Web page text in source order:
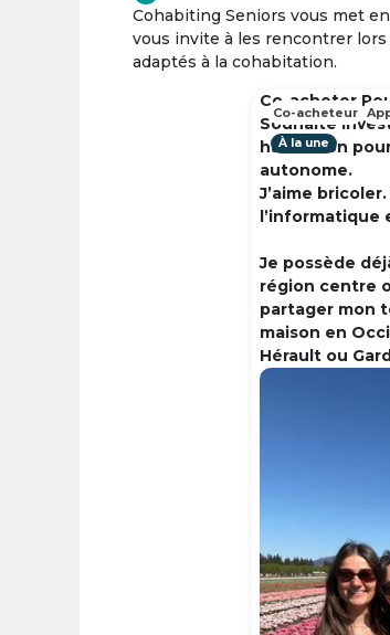
Cohabiting Seniors vous met
vous invite à les rencontrer
adaptés à la cohabitation.
Co-acheter
Souhaite
habitation
autonome.
J’aime
l’informatique
Je possède
région centre
partager mon
maison en
Hérault ou
À la une
Co-acheteur